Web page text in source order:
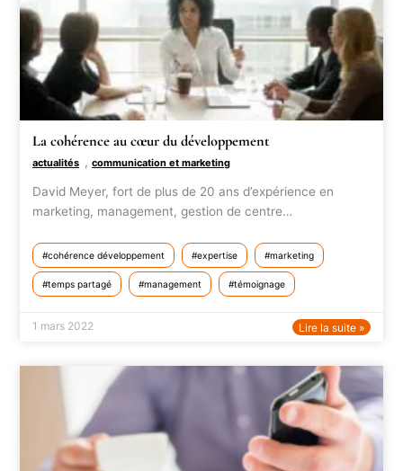
La cohérence au cœur du développement
actualités ,communication et marketing
David Meyer, fort de plus de 20 ans d’expérience en
marketing, management, gestion de centre…
cohérence développement expertise marketing
temps partagé management témoignage
1 mars 2022 Lire la suite »